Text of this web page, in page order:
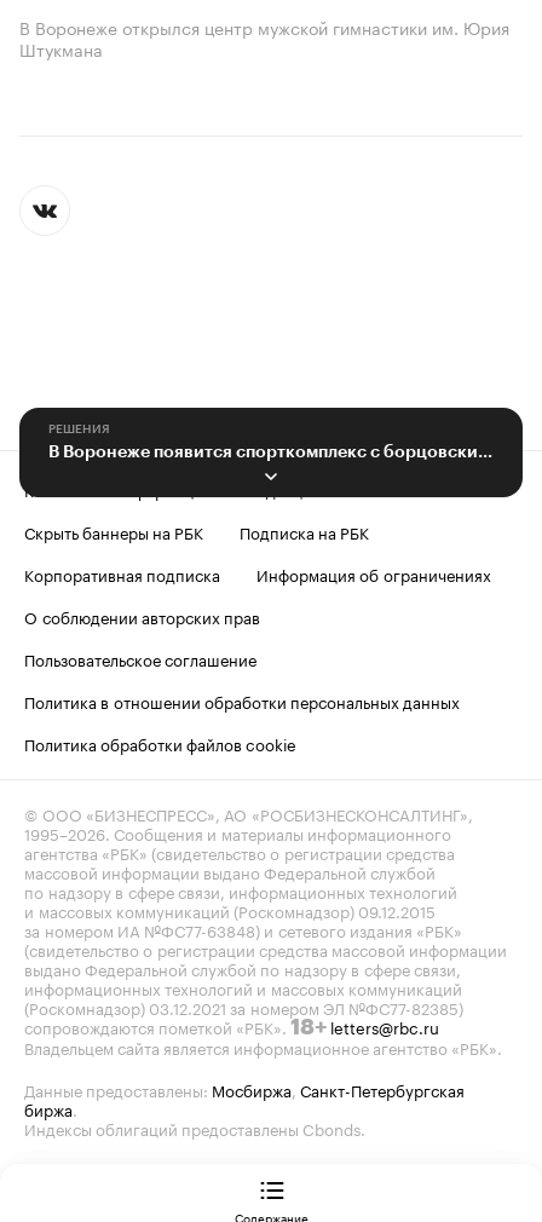
В Воронеже открылся центр мужской гимнастики им. Юрия
Штукмана
РЕШЕНИЯ
Контактная информация
Редакция
Скрыть баннеры на РБК
Подписка на РБК
Корпоративная подписка
Информация об ограничениях
О соблюдении авторских прав
Пользовательское соглашение
Политика в отношении обработки персональных данных
Политика обработки файлов cookie
© ООО «БИЗНЕСПРЕСС», АО «РОСБИЗНЕСКОНСАЛТИНГ»,
1995–2026 . Сообщения и материалы информационного
агентства «РБК» (свидетельство о регистрации средства
массовой информации выдано Федеральной службой
по надзору в сфере связи, информационных технологий
и массовых коммуникаций (Роскомнадзор) 09.12.2015
за номером ИА №ФС77-63848) и сетевого издания «РБК»
(свидетельство о регистрации средства массовой информации
выдано Федеральной службой по надзору в сфере связи,
информационных технологий и массовых коммуникаций
(Роскомнадзор) 03.12.2021 за номером ЭЛ №ФС77-82385)
сопровождаются пометкой «РБК». 18+ letters@rbc.ru
Владельцем сайта является информационное агентство «РБК».
Данные предоставлены: Мосбиржа Санкт-Петербургская
биржа
Индексы облигаций предоставлены Cbonds.
Содержание